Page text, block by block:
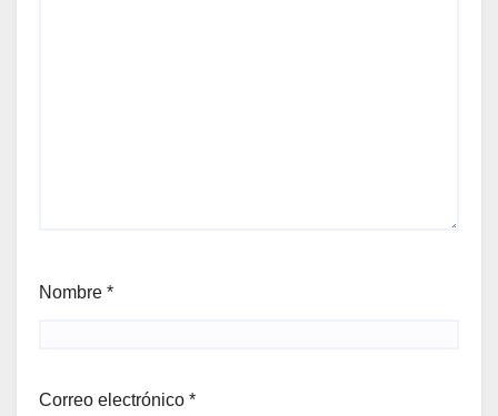
Nombre *
Correo electrónico *